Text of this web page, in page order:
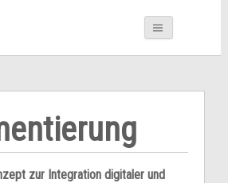
zur Integration digitaler und